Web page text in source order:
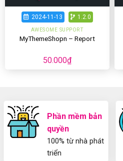
2024-11-13 1.2.0
AWESOME SUPPORT
MyThemeShopn – Report
50.000₫
Phần mềm bản
quyền
100% từ nhà phát
triển